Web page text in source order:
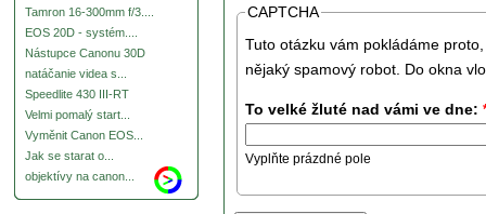
Tamron 16-300mm f/3....
EOS 20D - systém....
Nástupce Canonu 30D
natáčanie videa s...
Speedlite 430 III-RT
Velmi pomalý start...
Vyměnit Canon EOS...
Jak se starat o...
objektívy na canon...
CAPTCHA
Tuto otázku vám pokládáme
nějaký spamový robot. Do okna
To velké žluté nad vámi ve dne:
Vyplňte prázdné pole